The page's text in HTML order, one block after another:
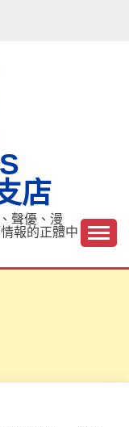
店
聲優、漫
報的正體中